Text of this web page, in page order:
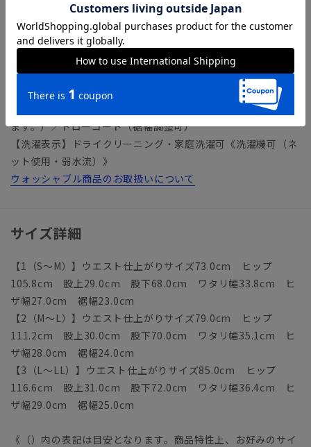
＊セット着用可（ジャケットは別売りとなります。）
ジャケット：1654058
【仕様】ノータック／ストレート／ウエスト：ゴム／ドローコ
ード
【裾】タタキ仕上げ（裾上げ済み：裾上げは受付対象外となり
ます。）／ドローコード（裾幅調整可）
【洗濯表示】ドライクリーニング・家庭洗濯可《洗濯機可（ネ
ット使用・弱水流）》
ウォッシャブル商品のお取扱いについて
サイズ詳細
【1（S～M）】ウエスト仕上がりサイズ73.0cm ヒップ
105.8cm 股上29.0cm 股下68.0cm ワタリ幅33.8cm ヒ
ザ幅27.0cm 裾幅23.0cm
【2（M～L）】ウエスト仕上がりサイズ79.0cm ヒップ
111.2cm 股上30.0cm 股下70.0cm ワタリ幅35.1cm ヒ
ザ幅28.0cm 裾幅24.0cm
【3（L～LL）】ウエスト仕上がりサイズ85.0cm ヒップ
116.6cm 股上31.0cm 股下72.0cm ワタリ幅36.4cm ヒ
ザ幅29.0cm 裾幅25.0cm
《（）内の表記は目安となります。商品特性上、お好みのサイ